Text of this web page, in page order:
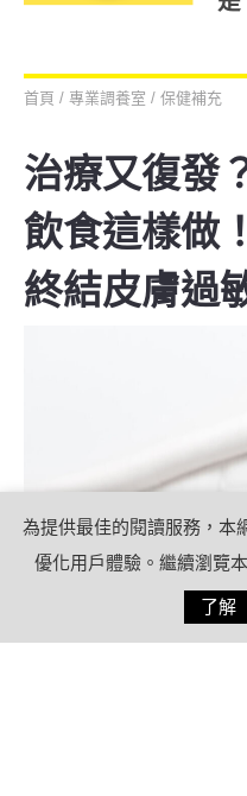
首頁 / 專業調養室 / 保健補充
治療又復發
飲食這樣做
終結皮膚過
為提供最佳的閱讀服務，本
優化用戶體驗。繼續瀏覽
了解